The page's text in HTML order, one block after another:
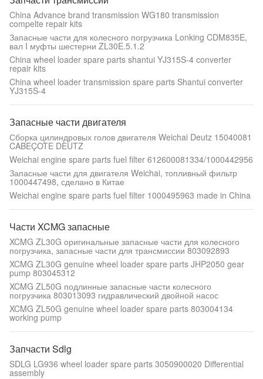
China Advance brand transmission WG180 transmission
compelte repair kits
Запасные части для колесного погрузчика Lonking CDM835E,
вал I муфты шестерни ZL30E.5.1.2
China wheel loader spare parts shantui YJ315S-4 converter
repair kits
China wheel loader transmission spare parts Shantui converter
YJ315S-4
Запасные части двигателя
Сборка цилиндровых голов двигателя Weichai Deutz 15040081
CABEÇOTE DEUTZ
Weichai engine spare parts fuel filter 612600081334/1000442956
Запасные части для двигателя Weichai, топливный фильтр
1000447498, сделано в Китае
Weichai engine spare parts fuel filter 1000495963 made in China
Части XCMG запасные
XCMG ZL30G оригинальные запасные части для колесного
погрузчика, запасные части для трансмиссии 803092893
XCMG ZL30G genuine wheel loader spare parts JHP2050 gear
pump 803045312
XCMG ZL50G подлинные запасные части колесного
погрузчика 803013093 гидравлический двойной насос
XCMG ZL50G genuine wheel loader spare parts 803004134
working pump
Запчасти Sdlg
SDLG LG936 wheel loader spare parts 3050900020 Differential
assembly